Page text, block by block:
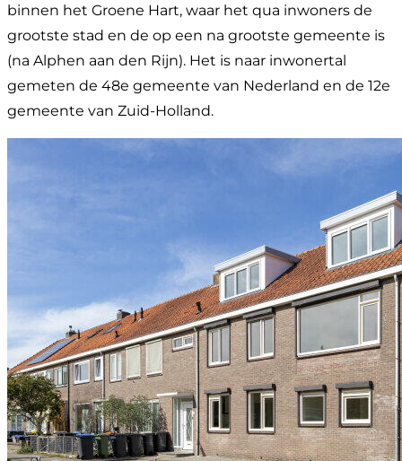
binnen het Groene Hart, waar het qua inwoners de
grootste stad en de op een na grootste gemeente is
(na Alphen aan den Rijn). Het is naar inwonertal
gemeten de 48e gemeente van Nederland en de 12e
gemeente van Zuid-Holland.